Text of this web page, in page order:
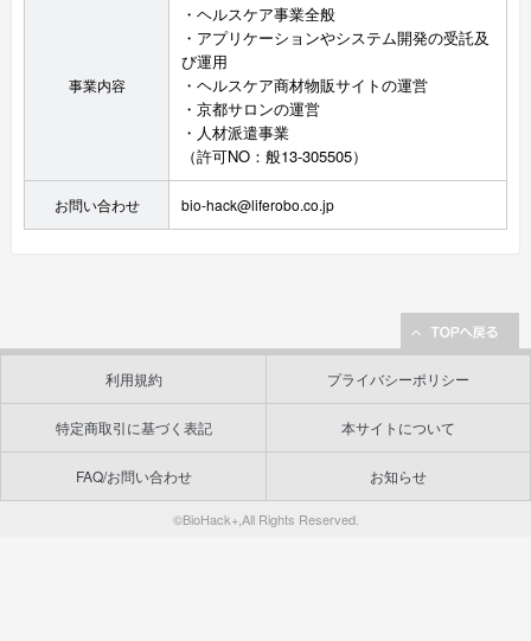
事業内容
・ヘルスケア事業全般
・アプリケーションやシステム開発の受託及
び運用
・ヘルスケア商材物販サイトの運営
・京都サロンの運営
・人材派遣事業
（許可NO：般13-305505）
お問い合わせ bio-hack@liferobo.co.jp
利用規約 プライバシーポリシー
特定商取引に基づく表記 本サイトについて
FAQ/お問い合わせ お知らせ
©BioHack+,All Rights Reserved.